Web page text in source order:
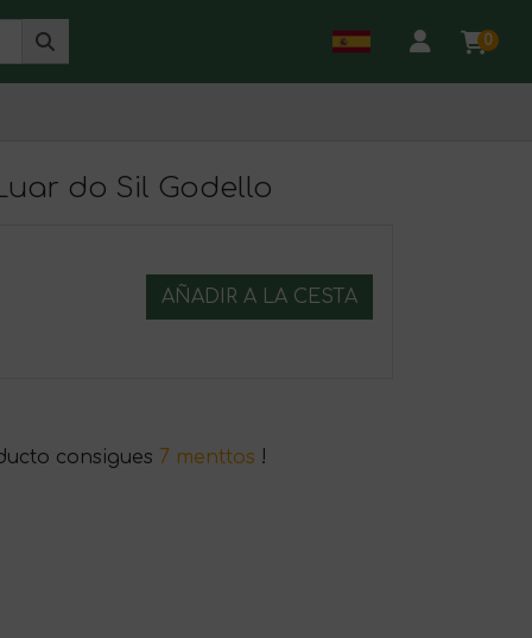
0
do Sil Godello
AÑADIR A LA CESTA
consigues 7 menttos !